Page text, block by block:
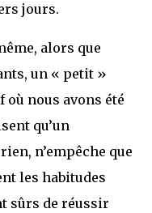
jours.
alors que
un « petit »
où nous avons été
qu’un
n’empêche que
les habitudes
sûrs de réussir